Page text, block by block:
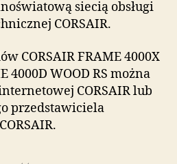
siecią obsługi
CORSAIR.
CORSAIR FRAME 4000X
4000D WOOD RS można
CORSAIR lub
przedstawiciela